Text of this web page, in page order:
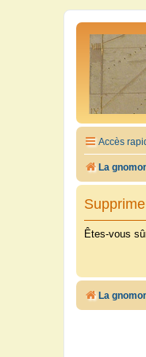
Accès
La
Êtes-vous
La